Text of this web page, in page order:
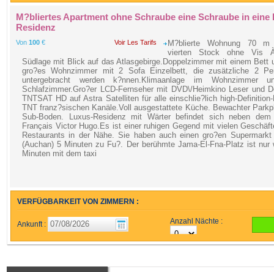
M?bliertes Apartment ohne Schraube eine Schraube in eine
Residenz
Von 100 € Voir Les Tarifs
M?blierte Wohnung 70
vierten Stock ohne Vis
Südlage mit Blick auf das Atlasgebirge.Doppelzimmer mit einem Bett
gro?es Wohnzimmer mit 2 Sofa Einzelbett, die zusätzliche 2
untergebracht werden k?nnen.Klimaanlage im Wohnzimmer
Schlafzimmer.Gro?er LCD-Fernseher mit DVD\/Heimkino Leser und
TNTSAT HD auf Astra Satelliten für alle einschlie?lich high-Definition-
TNT franz?sischen Kanäle.Voll ausgestattete Küche. Bewachter
Sub-Boden. Luxus-Residenz mit Wärter befindet sich neben dem
Français Victor Hugo.Es ist einer ruhigen Gegend mit vielen
Restaurants in der Nähe. Sie haben auch einen gro?en Supermarkt
(Auchan) 5 Minuten zu Fu?. Der berühmte Jama-El-Fna-Platz ist nur
Minuten mit dem taxi
VERFÜGBARKEIT VON ZIMMERN :
Ankunft : Anzahl Nächte :